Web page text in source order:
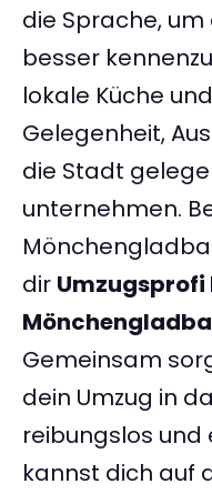
die Sprache,
besser
lokale Küche
Gelegenheit,
die Stadt
unternehmen.
dir Umzugsprofi
Gemeinsam
dein Umzug in
reibungslos
kannst dich auf